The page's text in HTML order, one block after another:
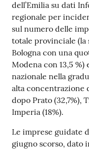
dell’Emilia su dati
regionale per
sul numero delle
totale provinciale (la
Bologna con una
Modena con 13,5
nazionale nella
alta concentrazione
dopo Prato (32,7%),
Imperia (18%).
Le imprese guidate
giugno scorso, dato